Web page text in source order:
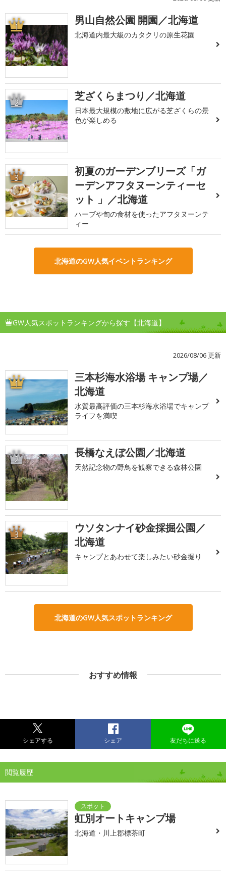
1 男山自然公園 開園／北海道
北海道内最大級のカタクリの原生花園
2 芝ざくらまつり／北海道
日本最大規模の敷地に広がる芝ざくらの景
色が楽しめる
3
初夏のガーデンブリーズ「ガ
ーデンアフタヌーンティーセ
ット 」／北海道
ハーブや旬の食材を使ったアフタヌーンテ
ィー
北海道のGW人気イベントランキング
GW人気スポットランキングから探す【北海道】
2026/08/06 更新
1
三本杉海水浴場 キャンプ場／
北海道
水質最高評価の三本杉海水浴場でキャンプ
ライフを満喫
2 長橋なえぼ公園／北海道
天然記念物の野鳥を観察できる森林公園
3
ウソタンナイ砂金採掘公園／
北海道
キャンプとあわせて楽しみたい砂金掘り
北海道のGW人気スポットランキング
おすすめ情報
シェアする シェア 友だちに送る
閲覧履歴
虹別オートキャンプ場
北海道・川上郡標茶町